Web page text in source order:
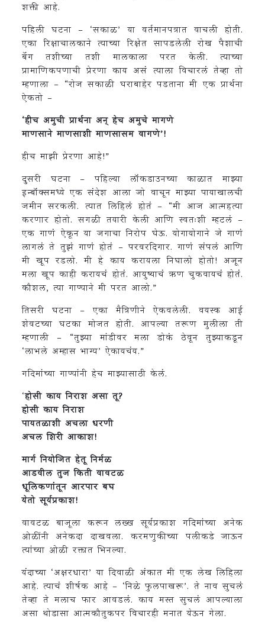
शक्ती आहे.
पहिली घटना – ‘सकाळ’ या वर्तमानपत्रात वाचली होती.
एका रिक्षाचालकाने त्याच्या रिक्षेत सापडलेली रोख पैशाची
बॅग तशीच्या तशी मालकाला परत केली. त्याच्या
प्रामाणिकपणाची प्रेरणा काय असं त्याला विचारलं तेव्हा तो
म्हणाला – “रोज सकाळी घराबाहेर पडताना मी एक प्रार्थना
ऐकतो –
‘हीच अमुची प्रार्थना अन् हेच अमुचे मागणे
माणसाने माणसाशी माणसासम वागणे’!
हीच माझी प्रेरणा आहे!”
दुसरी घटना – पहिल्या लॉकडाउनच्या काळात माझ्या
इन्बॉक्समध्ये एक संदेश आला जो वाचून माझ्या पायाखालची
जमीन सरकली. त्यात लिहिलं होतं – “मी आज आत्महत्या
करणार होतो. सगळी तयारी केली आणि स्वतःशी म्हटलं –
एक गाणं ऐकून या जगाचा निरोप घेऊ. योगायोगाने जे गाणं
लागलं ते तुझं गाणं होतं – परवरदिगार. गाणं संपलं आणि
मी खूप रडलो. मी हे काय करायला निघालो होतो! अजून
मला खूप काही करायचं होतं. आयुष्याचं ऋण चुकवायचं होतं.
कौशल, त्या गाण्याने मी परत आलो.”
तिसरी घटना – एका मैत्रिणीने ऐकवलेली. वयस्क आई
शेवटच्या घटका मोजत होती. आपल्या तरूण मुलीला ती
म्हणाली – “तुझ्या मांडीवर मला डोकं ठेवून तुझ्याकडून
‘लाभले अम्हास भाग्य’ ऐकायचंय.”
गदिमांच्या गाण्यांनी हेच माझ्यासाठी केलं.
‘होसी काय निराश असा तू?
होसी काय निराश
पायतळाशी अचला धरणी
अचल शिरी आकाश!
मार्ग नियोजित हेतू निर्मळ
आडवील तुज किती वावटळ
धूलिकणांतून आरपार बघ
येतो सूर्यप्रकाश!
वावटळ बाजूला करून लख्ख सूर्यप्रकाश गदिमांच्या अनेक
ओळींनी अनेकदा दाखवला. करमणुकीच्या पलीकडे जाऊन
त्यांच्या ओळी रक्तात भिनल्या.
यंदाच्या ‘अक्षरधारा’ या दिवाळी अंकात मी एक लेख लिहिला
आहे. त्याचं शीर्षक आहे – ‘निळे फुलपाखरू’. ते नाव सुचलं
तेव्हा ते मलाच फार आवडलं. काय मस्त सुचलं आपल्याला
असा थोडासा आत्मकौतुकपर विचारही मनात येऊन गेला.